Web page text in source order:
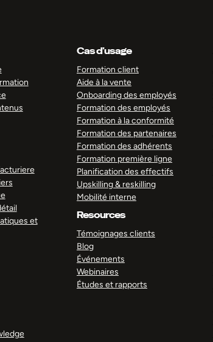
et
Cas d’usage
Formation client
Aide à la vente
Onboarding des employés
Formation des employés
Formation à la conformité
Formation des partenaires
Formation des adhérents
Formation première ligne
Planification des effectifs
Upskilling & reskilling
Mobilité interne
Resources
Témoignages clients
Blog
Événements
Webinaires
Études et rapports